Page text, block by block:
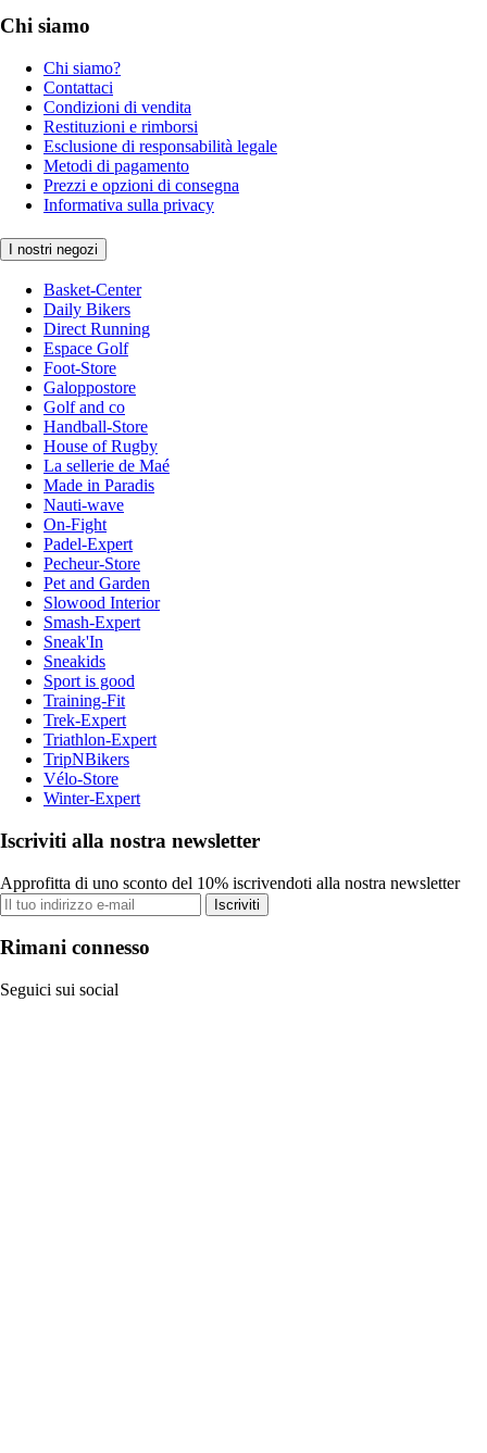
Chi siamo
Chi siamo?
Contattaci
Condizioni di vendita
Restituzioni e rimborsi
Esclusione di responsabilità legale
Metodi di pagamento
Prezzi e opzioni di consegna
Informativa sulla privacy
I nostri negozi
Basket-Center
Daily Bikers
Direct Running
Espace Golf
Foot-Store
Galoppostore
Golf and co
Handball-Store
House of Rugby
La sellerie de Maé
Made in Paradis
Nauti-wave
On-Fight
Padel-Expert
Pecheur-Store
Pet and Garden
Slowood Interior
Smash-Expert
Sneak'In
Sneakids
Sport is good
Training-Fit
Trek-Expert
Triathlon-Expert
TripNBikers
Vélo-Store
Winter-Expert
Iscriviti alla nostra newsletter
Approfitta di uno sconto del 10% iscrivendoti alla nostra newsletter
Iscriviti
Rimani connesso
Seguici sui social